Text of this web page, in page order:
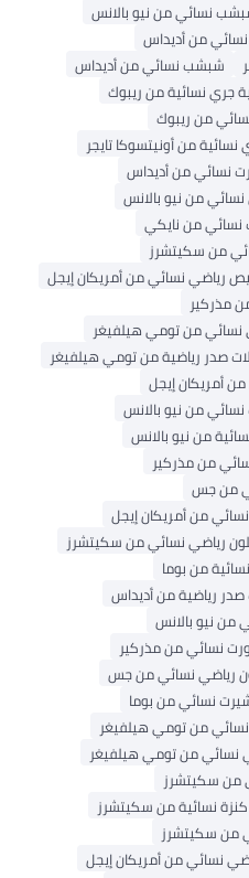
من نيو بالانس
من أديداس
شبشب نسائي من أديداس
نسائية من ريبوك
من ريبوك
من أونيتسوكا تايجر
من أديداس
من نيو بالانس
من نايكي
سكيتشرز
نسائي من أمريكان إيجل
من تومي هيلفيغر
رياضية من تومي هيلفيغر
إيجل
من نيو بالانس
من نيو بالانس
من مذركير
جس
من أمريكان إيجل
نسائي من سكيتشرز
من بوما
من أديداس
بالانس
من مذركير
نسائي من جس
نسائي من بوما
من تومي هيلفيغر
من تومي هيلفيغر
نسائية من سكيتشرز
سكيتشرز
من أمريكان إيجل